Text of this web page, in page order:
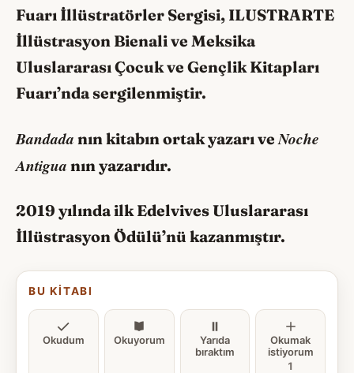
Fuarı İllüstratörler Sergisi, ILUSTRARTE
İllüstrasyon Bienali ve Meksika
Uluslararası Çocuk ve Gençlik Kitapları
Fuarı’nda sergilenmiştir.
Bandada nın kitabın ortak yazarı veNoche
Antigua nın yazarıdır.
2019 yılında ilk Edelvives Uluslararası
İllüstrasyon Ödülü’nü kazanmıştır.
BU KITABI
Okudum Okuyorum
Yarıda
bıraktım
Okumak
istiyorum
1